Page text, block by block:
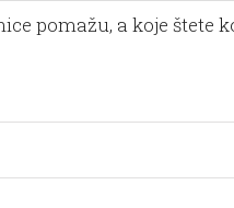
pomažu, a koje štete